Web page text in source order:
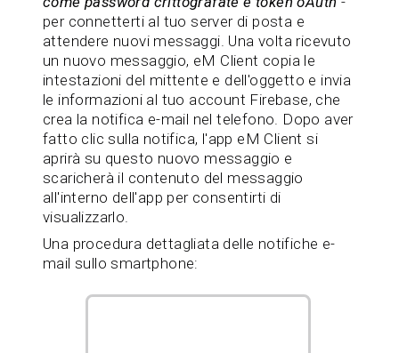
per connetterti al tuo server di posta e
attendere nuovi messaggi. Una volta ricevuto
un nuovo messaggio, eM Client copia le
intestazioni del mittente e dell'oggetto e invia
le informazioni al tuo account Firebase, che
crea la notifica e-mail nel telefono. Dopo aver
fatto clic sulla notifica, l'app eM Client si
aprirà su questo nuovo messaggio e
scaricherà il contenuto del messaggio
all'interno dell'app per consentirti di
visualizzarlo.
Una procedura dettagliata delle notifiche e-
mail sullo smartphone: